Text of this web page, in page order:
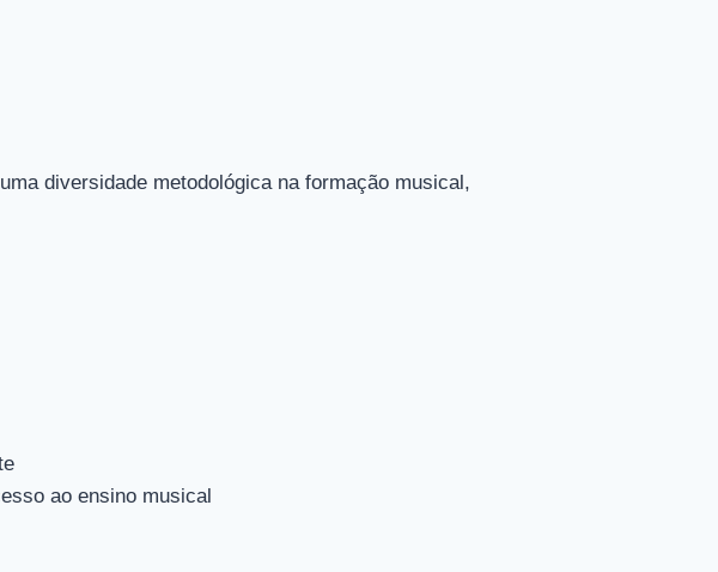
diversidade metodológica na formação musical,
ao ensino musical